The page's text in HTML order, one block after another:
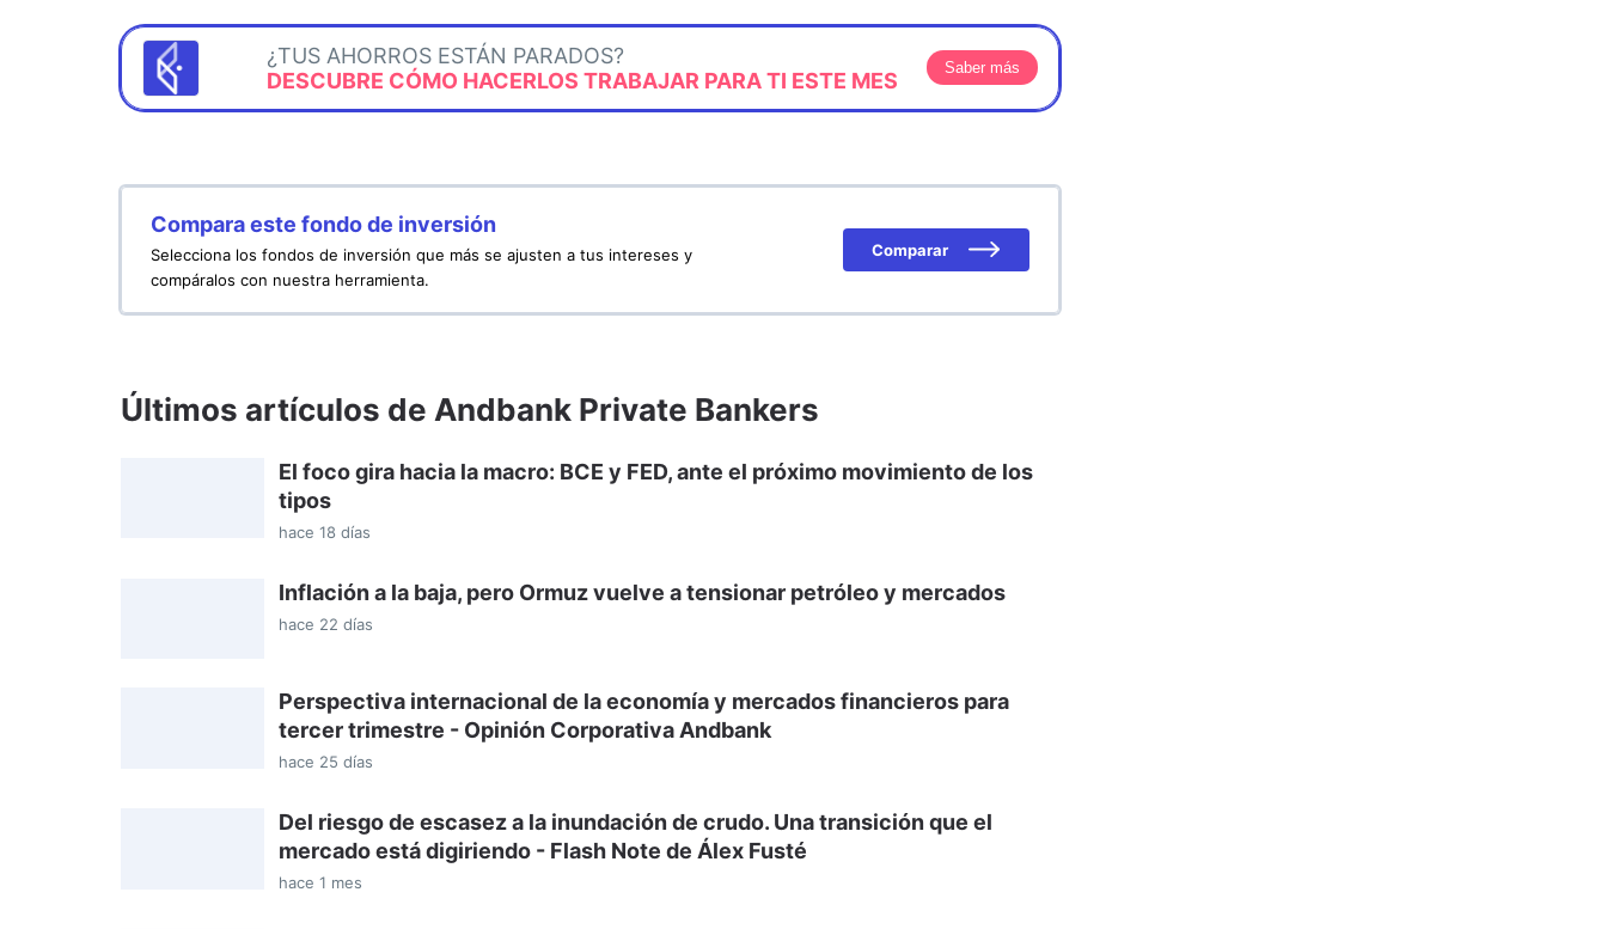
¿TUS AHORROS ESTÁN PARADOS?
DESCUBRE CÓMO HACERLOS TRABAJAR PARA TI ESTE MES
Saber más
Compara este fondo de inversión
Selecciona los fondos de inversión que más se ajusten a tus intereses y
compáralos con nuestra herramienta.
Comparar
Últimos artículos de Andbank Private Bankers
El foco gira hacia la macro: BCE y FED, ante el próximo movimiento de los
tipos
hace 18 días
Inflación a la baja, pero Ormuz vuelve a tensionar petróleo y mercados
hace 22 días
Perspectiva internacional de la economía y mercados financieros para
tercer trimestre - Opinión Corporativa Andbank
hace 25 días
Del riesgo de escasez a la inundación de crudo. Una transición que el
mercado está digiriendo - Flash Note de Álex Fusté
hace 1 mes